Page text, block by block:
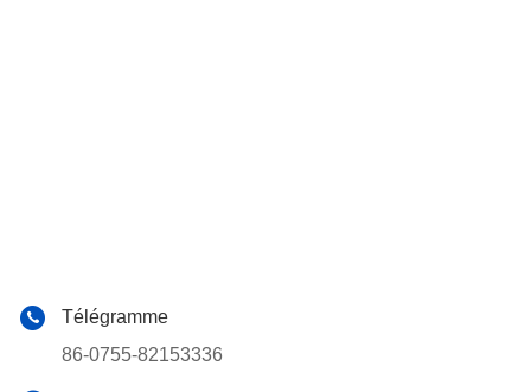
Télégramme
86-0755-82153336